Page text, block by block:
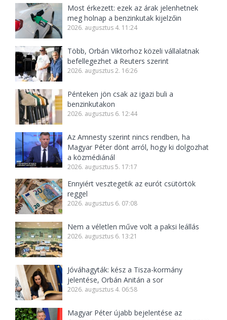
Most érkezett: ezek az árak jelenhetnek
meg holnap a benzinkutak kijelzőin
2026. augusztus 4. 11:24
Több, Orbán Viktorhoz közeli vállalatnak
befellegezhet a Reuters szerint
2026. augusztus 2. 16:26
Pénteken jön csak az igazi buli a
benzinkutakon
2026. augusztus 6. 12:44
Az Amnesty szerint nincs rendben, ha
Magyar Péter dönt arról, hogy ki dolgozhat
a közmédiánál
2026. augusztus 5. 17:17
Ennyiért vesztegetik az eurót csütörtök
reggel
2026. augusztus 6. 07:08
Nem a véletlen műve volt a paksi leállás
2026. augusztus 6. 13:21
Jóváhagyták: kész a Tisza-kormány
jelentése, Orbán Anitán a sor
2026. augusztus 4. 06:58
Magyar Péter újabb bejelentése az